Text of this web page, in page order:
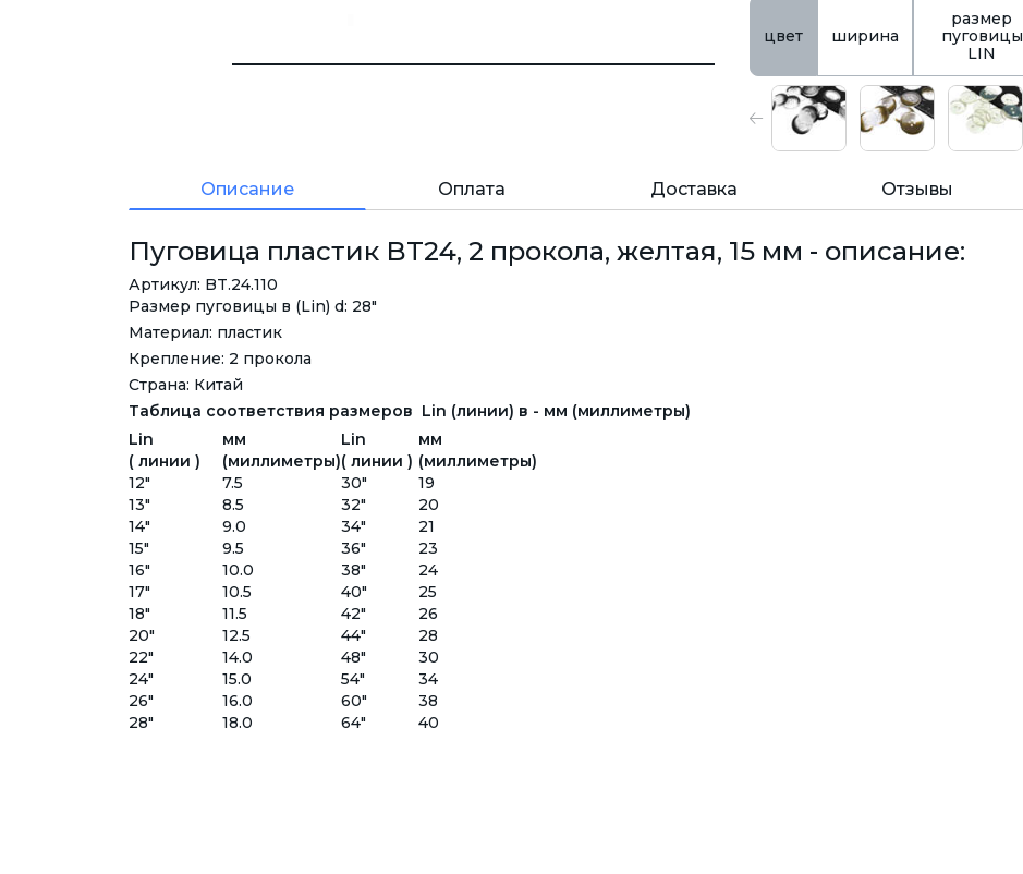
цвет ширина
размер
пуговицы
LIN
Описание Оплата Доставка Отзывы
Пуговица пластик BT24, 2 прокола, желтая, 15 мм - описание:
Артикул: BT.24.110
Размер пуговицы в (Lin) d: 28"
Материал: пластик
Крепление: 2 прокола
Страна: Китай
Таблица соответствия размеров Lin (линии) в - мм (миллиметры)
Lin
мм Lin
мм
( линии )
(миллиметры)( линии ) (миллиметры)
12"
7.5 30"
19
13"
8.5 32"
20
14"
9.0 34"
21
15"
9.5 36"
23
16"
10.0 38"
24
17"
10.5 40"
25
18"
11.5 42"
26
20"
12.5 44"
28
22"
14.0 48"
30
24"
15.0 54"
34
26"
16.0 60"
38
28"
18.0 64" 40